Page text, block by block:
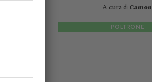
A cura di Camon
POLTRONE